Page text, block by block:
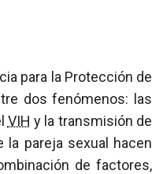
para la Protección de
dos fenómenos: las
VIH y la transmisión de
pareja sexual hacen
de factores,